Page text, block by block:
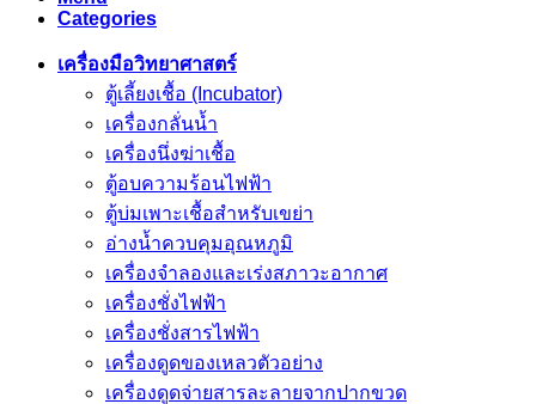
Categories
เครื่องมือวิทยาศาสตร์
ตู้เลี้ยงเชื้อ (Incubator)
เครื่องกลั่นน้ำ
เครื่องนึ่งฆ่าเชื้อ
ตู้อบความร้อนไฟฟ้า
ตู้บ่มเพาะเชื้อสำหรับเขย่า
อ่างน้ำควบคุมอุณหภูมิ
เครื่องจำลองและเร่งสภาวะอากาศ
เครื่องชั่งไฟฟ้า
เครื่องชั่งสารไฟฟ้า
เครื่องดูดของเหลวตัวอย่าง
เครื่องดูดจ่ายสารละลายจากปากขวด